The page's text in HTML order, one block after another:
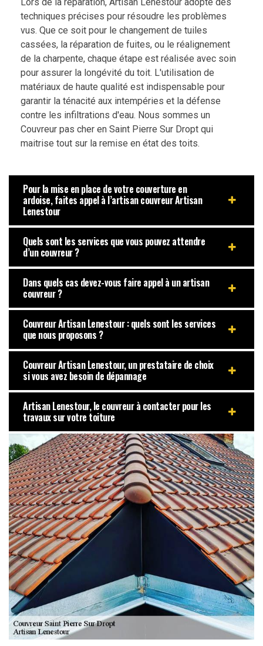
techniques précises pour résoudre les problèmes
vus. Que ce soit pour le changement de tuiles
cassées, la réparation de fuites, ou le réalignement
de la charpente, chaque étape est réalisée avec soin
pour assurer la longévité du toit. L'utilisation de
matériaux de haute qualité est indispensable pour
garantir la ténacité aux intempéries et la défense
contre les infiltrations d'eau. Nous sommes un
Couvreur pas cher en Saint Pierre Sur Dropt qui
maitrise tout sur la remise en état des toits.
Pour la mise en place de votre couverture en
ardoise, faites appel à l’artisan couvreur Artisan
Lenestour
Quels sont les services que vous pouvez attendre
d’un couvreur ?
Dans quels cas devez-vous faire appel à un artisan
couvreur ?
Couvreur Artisan Lenestour : quels sont les services
que nous proposons ?
Couvreur Artisan Lenestour, un prestataire de choix
si vous avez besoin de dépannage
Artisan Lenestour, le couvreur à contacter pour les
travaux sur votre toiture